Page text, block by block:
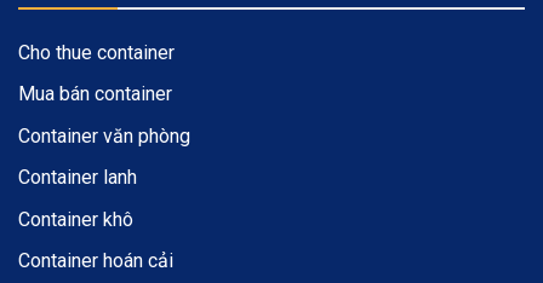
Cho thue container
Mua bán container
Container văn phòng
Container lanh
Container khô
Container hoán cải